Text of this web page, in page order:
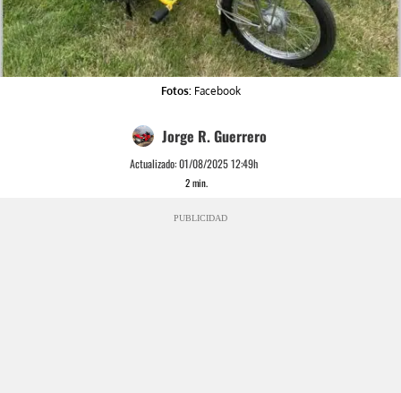
Fotos:Facebook
Jorge R. Guerrero
Actualizado:01/08/2025 12:49h
2min.
PUBLICIDAD